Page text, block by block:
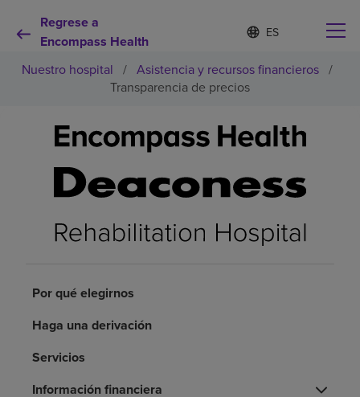
Regrese a
Encompass Health
Lista
de
idiomas
contraída
d
o
m
e
l
c
c
n
Por qué debe elegirnos
Servicios de rehabilitación
Pacientes y cuidadores
Acerca de nosotros
Nuestro hospital / Asistencia y recursos financieros /
Transparencia de precios
Por qué elegirnos
Haga una derivación
Servicios
Información financiera